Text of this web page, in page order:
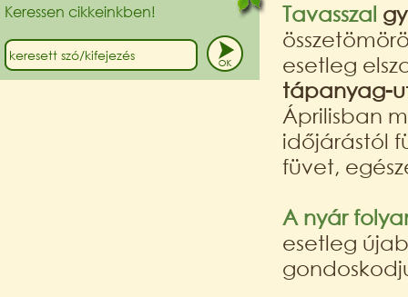
Keressen cikkeinkben!
Tavasszal
esetleg
tápanyag-
Áprilisban
időjárástól
füvet,
A nyár
esetleg